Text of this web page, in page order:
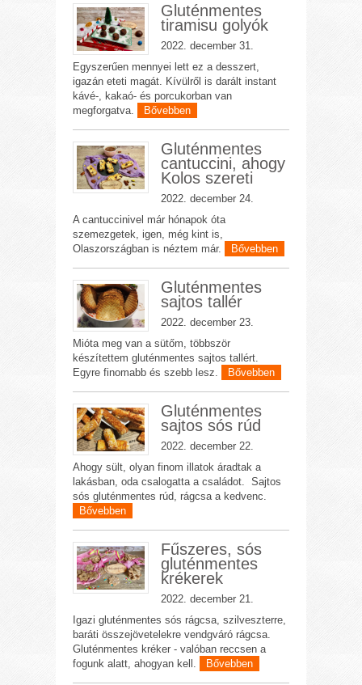
Gluténmentes
tiramisu golyók
2022. december 31.
Egyszerűen mennyei lett ez a desszert,
igazán eteti magát. Kívülről is darált instant
kávé-, kakaó- és porcukorban van
megforgatva.
Bővebben
Gluténmentes
cantuccini, ahogy
Kolos szereti
2022. december 24.
A cantuccinivel már hónapok óta
szemezgetek, igen, még kint is,
Olaszországban is néztem már.
Bővebben
Gluténmentes
sajtos tallér
2022. december 23.
Mióta meg van a sütőm, többször
készítettem gluténmentes sajtos tallért.
Egyre finomabb és szebb lesz.
Bővebben
Gluténmentes
sajtos sós rúd
2022. december 22.
Ahogy sült, olyan finom illatok áradtak a
lakásban, oda csalogatta a családot. Sajtos
sós gluténmentes rúd, rágcsa a kedvenc.
Bővebben
Fűszeres, sós
gluténmentes
krékerek
2022. december 21.
Igazi gluténmentes sós rágcsa, szilveszterre,
baráti összejövetelekre vendgváró rágcsa.
Gluténmentes kréker - valóban reccsen a
fogunk alatt, ahogyan kell.
Bővebben